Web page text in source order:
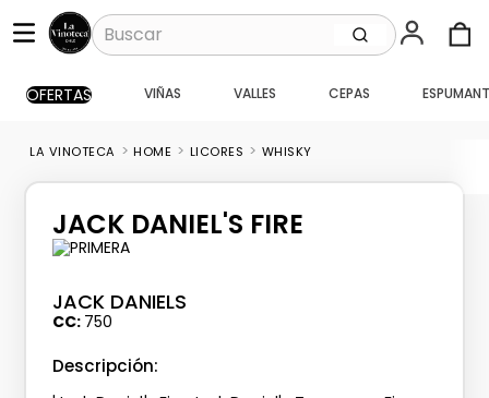
Buscar
OFERTAS VIÑAS VALLES CEPAS
HOME LICORES WHISKY
JACK DANIELS
CC 750
Descripción:
JACK DANIEL'S FIRE
TÉRMINOS MÁS BUSCADOS
carmenere
toro piedra